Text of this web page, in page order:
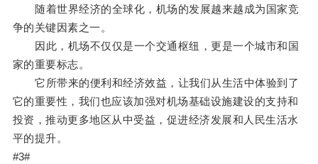
随着世界经济的全球化，机场的发展越来越成为国家竞
争的关键因素之一。
因此，机场不仅仅是一个交通枢纽，更是一个城市和国
家的重要标志。
它所带来的便利和经济效益，让我们从生活中体验到了
它的重要性，我们也应该加强对机场基础设施建设的支持和
投资，推动更多地区从中受益，促进经济发展和人民生活水
平的提升。
#3#